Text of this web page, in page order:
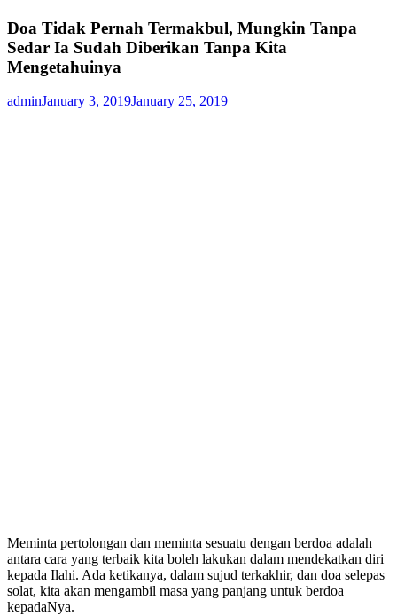
Doa Tidak Pernah Termakbul, Mungkin Tanpa
Sedar Ia Sudah Diberikan Tanpa Kita
Mengetahuinya
adminJanuary 3, 2019January 25, 2019
Meminta pertolongan dan meminta sesuatu dengan berdoa adalah
antara cara yang terbaik kita boleh lakukan dalam mendekatkan diri
kepada Ilahi. Ada ketikanya, dalam sujud terkakhir, dan doa selepas
solat, kita akan mengambil masa yang panjang untuk berdoa
kepadaNya.